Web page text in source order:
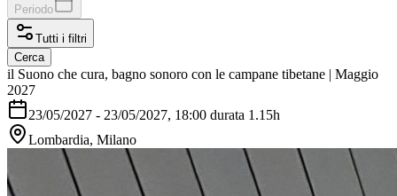
Periodo
Tutti i filtri
Cerca
il Suono che cura, bagno sonoro con le campane tibetane | Maggio
2027
23/05/2027 - 23/05/2027, 18:00 durata 1.15h
Lombardia, Milano